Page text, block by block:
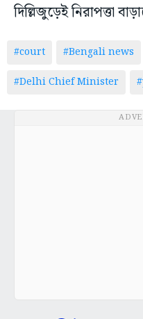
দিল্লিজুড়েই নিরাপত্তা
#court #Bengali news
#Delhi Chief Minister